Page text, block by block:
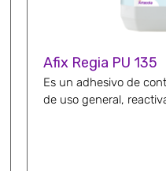
Afix Regia PU 135
Es un adhesivo de
de uso general,